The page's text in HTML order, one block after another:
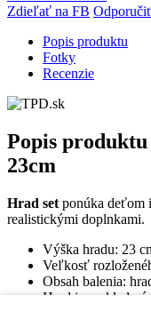
Zdieľať na FB
Popis produktu
Fotky
Recenzie
Popis produktu
23cm
Hrad set ponúka deťom
realistickými doplnkami.
Výška hradu: 23
Veľkosť
Obsah balenia:
Hrad je rozkladací